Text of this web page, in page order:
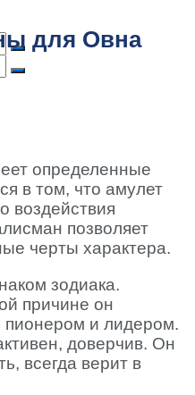
для Овна
определенные
в том, что амулет
воздействия
позволяет
черты характера.
зодиака.
причине он
пионером и лидером.
доверчив. Он
всегда верит в